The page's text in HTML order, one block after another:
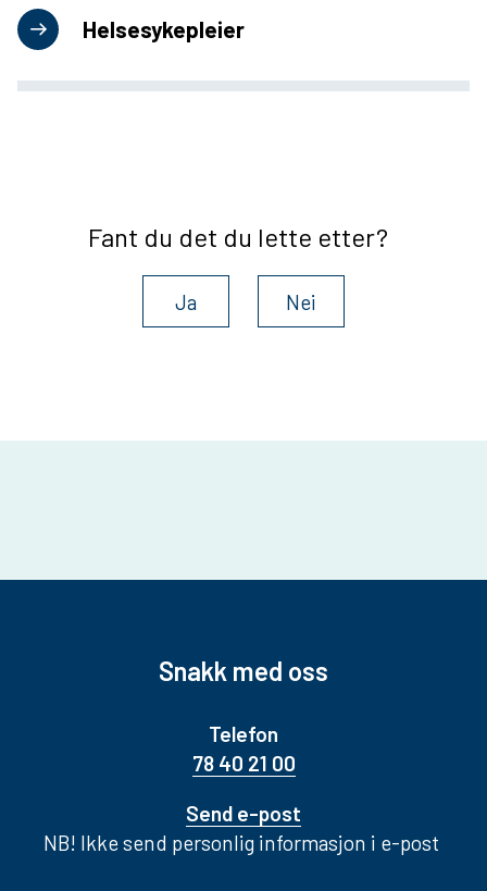
Helsesykepleier
Fant du det du lette etter?
Ja Nei
Snakk med oss
Telefon
78 40 21 00
Send e-post
NB! Ikke send personlig informasjon i e-post